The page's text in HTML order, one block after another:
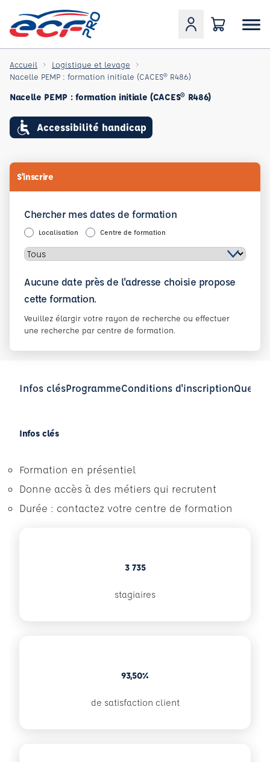
Accueil
Logistique et levage
Nacelle PEMP : formation initiale (CACES® R486)
Nacelle PEMP : formation initiale (CACES® R486)
Accessibilité handicap
S'inscrire
Chercher mes dates de formation
Localisation Centre de formation
Aucune date près de l'adresse choisie propose
cette formation.
Veuillez élargir votre rayon de recherche ou effectuer
une recherche par centre de formation.
Infos clésProgrammeConditions d'inscription
Infos clés
Formation en présentiel
Donne accès à des métiers qui recrutent
Durée : contactez votre centre de formation
3 735
stagiaires
93,50%
de satisfaction client